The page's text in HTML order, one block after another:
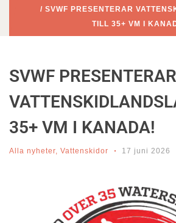
/ SVWF PRESENTERAR
TILL 35+ VM I
SVWF PRESENTERAR
35+ VM I KANADA!
Alla nyheter, Vattenskidor 17 juni 2026